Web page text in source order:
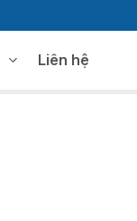
Liên hệ